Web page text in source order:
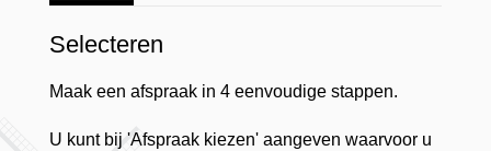
Selecteren
Maak een afspraak in 4 eenvoudige stappen.
U kunt bij 'Afspraak kiezen' aangeven waarvoor u